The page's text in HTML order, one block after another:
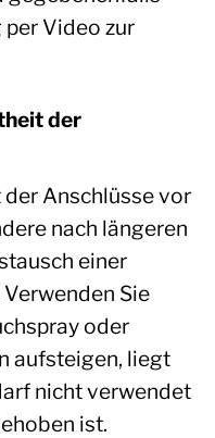
Video zur
der
Anschlüsse vor
nach längeren
einer
Sie
oder
aufsteigen, liegt
nicht verwendet
ist.